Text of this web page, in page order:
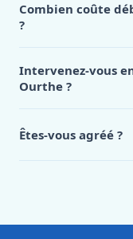
Combien coûte
?
Sur Ourthe, appelez
Intervenez-vous
Ourthe ?
Êtes-vous agréé ?